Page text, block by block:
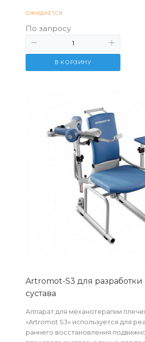
ОЖИДАЕТСЯ
По запросу
В КОРЗИНУ
Artromot-S3 для разработки
сустава
Аппарат для механотерапии
«Artromot S3» используется для
раннего восстановления